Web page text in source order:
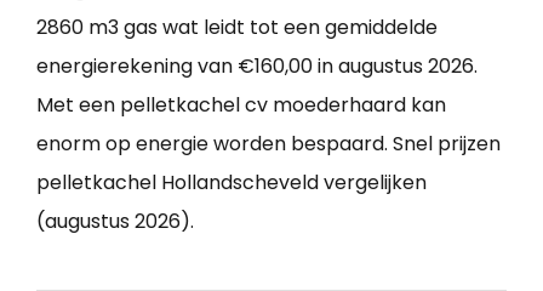
2860 m3 gas wat leidt tot een gemiddelde
energierekening van €160,00 in augustus 2026.
Met een pelletkachel cv moederhaard kan
enorm op energie worden bespaard. Snel prijzen
pelletkachel Hollandscheveld vergelijken
(augustus 2026).